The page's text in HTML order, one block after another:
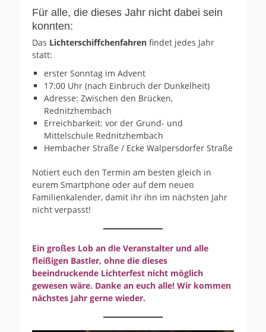
Für alle, die dieses Jahr nicht dabei sein
konnten:
Das Lichterschiffchenfahren findet jedes Jahr
statt:
erster Sonntag im Advent
17:00 Uhr (nach Einbruch der Dunkelheit)
Adresse: Zwischen den Brücken,
Rednitzhembach
Erreichbarkeit: vor der Grund- und
Mittelschule Rednitzhembach
Hembacher Straße / Ecke Walpersdorfer Straße
Notiert euch den Termin am besten gleich in
eurem Smartphone oder auf dem neuen
Familienkalender, damit ihr ihn im nächsten Jahr
nicht verpasst!
Ein großes Lob an die Veranstalter und alle
fleißigen Bastler, ohne die dieses
beeindruckende Lichterfest nicht möglich
gewesen wäre. Danke an euch alle! Wir kommen
nächstes Jahr gerne wieder.